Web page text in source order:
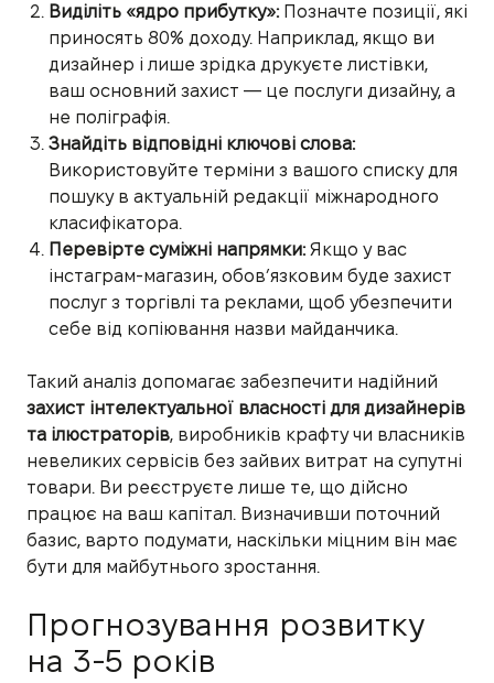
Виділіть «ядро прибутку»:Позначте позиції, які
приносять 80% доходу. Наприклад, якщо ви
дизайнер і лише зрідка друкуєте листівки,
ваш основний захист — це послуги дизайну, а
не поліграфія.
Знайдіть відповідні ключові слова:
Використовуйте терміни з вашого списку для
пошуку в актуальній редакції міжнародного
класифікатора.
Перевірте суміжні напрямки:Якщо у вас
інстаграм-магазин, обов’язковим буде захист
послуг з торгівлі та реклами, щоб убезпечити
себе від копіювання назви майданчика.
Такий аналіз допомагає забезпечити надійний
захист інтелектуальної власності для дизайнерів
та ілюстраторів, виробників крафту чи власників
невеликих сервісів без зайвих витрат на супутні
товари. Ви реєструєте лише те, що дійсно
працює на ваш капітал. Визначивши поточний
базис, варто подумати, наскільки міцним він має
бути для майбутнього зростання.
Прогнозування розвитку
на 3-5 років